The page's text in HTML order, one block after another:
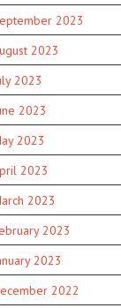
2023
2023
2023
2023
2023
2023
2023
2023
2023
2022